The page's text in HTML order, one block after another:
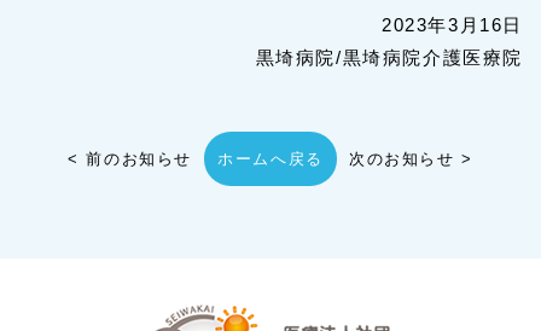
居宅介護支援事業者 黒埼病院 とは
2023年3月16日
黒埼病院/黒埼病院介護医療院
< 前のお知らせ ホームへ戻る 次のお知らせ >